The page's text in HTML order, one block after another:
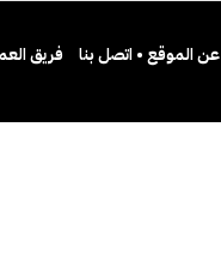
عن الموقع • اتصل بنا فريق